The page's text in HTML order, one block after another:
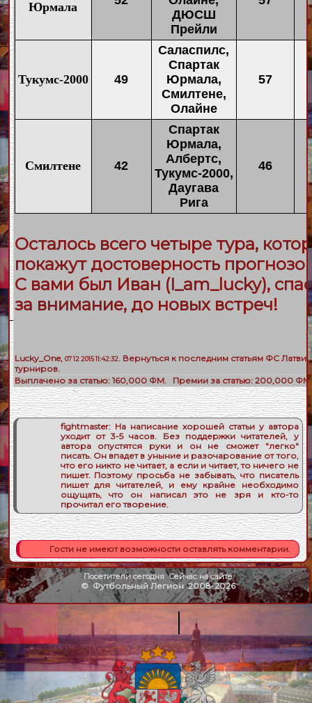
Юрмала
ДЮСШ
Прейли
Тукумс-2000 49
Саласпилс,
Спартак
Юрмала,
Смилтене,
Олайне
57
Смилтене 42
Спартак
Юрмала,
Албертс,
Тукумс-2000,
Даугава
Рига
46
Осталось всего четыре тура,
покажут достоверность
С вами был Иван (I_am_lucky),
за внимание, до новых встреч!
Lucky_One, 07 12 2015 11:42:32. Вернуться к последним статьям ФС Латвии
турниров.
Выплачено за статью: 160,000ФМ. Премии за статью: 200,000ФМ.
fightmaster:На написание хорошей статьи у автора
уходит от 3-5 часов. Без поддержки читателей, у
автора опустятся руки и он не сможет "легко"
писать. Он впадет в уныние и разочарование от того,
что его никто не читает, а если и читает, то ничего не
пишет. Поэтому просьба не забывать, что писатель
пишет для читателей, и ему крайне необходимо
ощущать, что он написал это не зря и кто-то
прочитал его творение.
Гости не имеют возможности оставлять комментарии.
Посетители сегодня Сейчас на сайте
© Футбольный Легион 2008-2026